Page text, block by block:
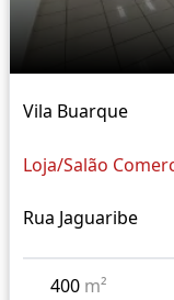
Vila Buarque
Loja/Salão
Rua Jaguaribe
400 m²